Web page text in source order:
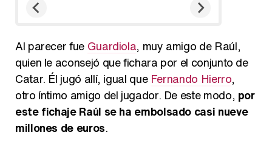
Al parecer fue Guardiola, muy amigo de Raúl,
quien le aconsejó que fichara por el conjunto de
Catar. Él jugó allí, igual que Fernando Hierro,
otro íntimo amigo del jugador. De este modo, por
este fichaje Raúl se ha embolsado casi nueve
millones de euros.